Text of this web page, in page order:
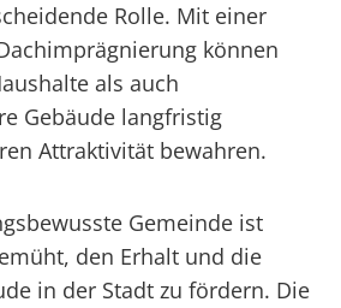
Rolle. Mit einer
können
als auch
Gebäude langfristig
Attraktivität bewahren.
Gemeinde ist
den Erhalt und die
in der Stadt zu fördern. Die